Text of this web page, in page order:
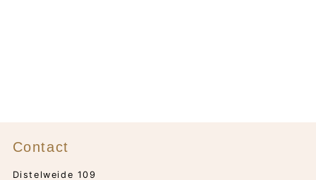
Contact
Distelweide 109